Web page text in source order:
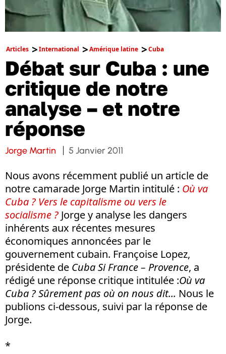
Articles International Amérique latine Cuba
Débat sur Cuba : une
critique de notre
analyse – et notre
réponse
Jorge Martin 5 Janvier 2011
Nous avons récemment publié un article de
notre camarade Jorge Martin intitulé : Où va
Cuba ? Vers le capitalisme ou vers le
socialisme ? Jorge y analyse les dangers
inhérents aux récentes mesures
économiques annoncées par le
gouvernement cubain. Françoise Lopez,
présidente de Cuba Si France – Provence, a
rédigé une réponse critique intitulée :Où va
Cuba ? Sûrement pas où on nous dit... Nous le
publions ci-dessous, suivi par la réponse de
Jorge.
*